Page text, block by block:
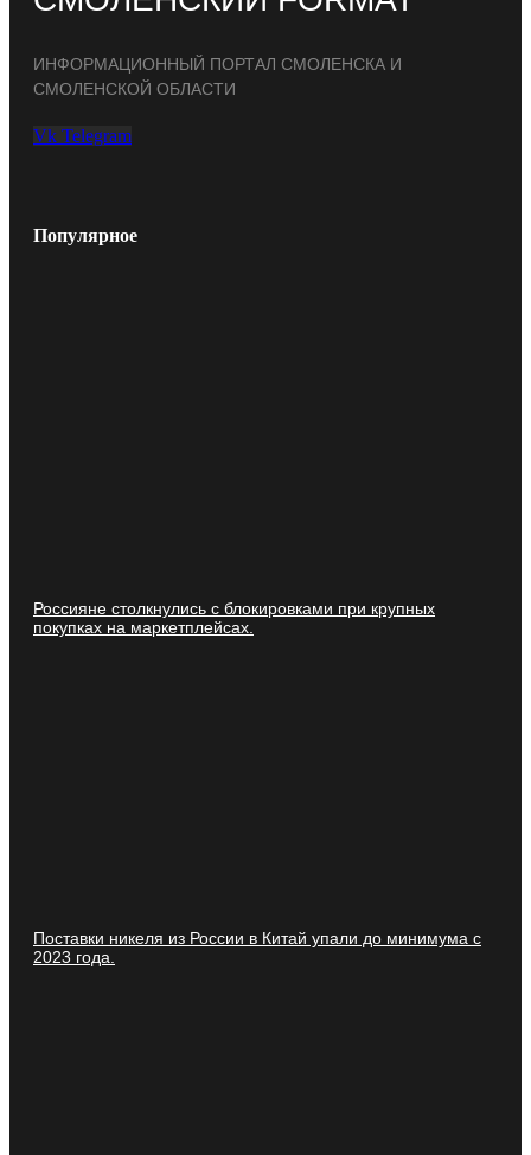
ИНФОРМАЦИОННЫЙ ПОРТАЛ СМОЛЕНСКА И
СМОЛЕНСКОЙ ОБЛАСТИ
Vk Telegram
Популярное
Россияне столкнулись с блокировками при крупных
покупках на маркетплейсах.
Поставки никеля из России в Китай упали до минимума с
2023 года.